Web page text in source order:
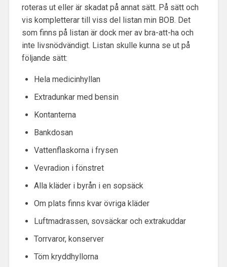
roteras ut eller är skadat på annat sätt. På sätt och
vis kompletterar till viss del listan min BOB. Det
som finns på listan är dock mer av bra-att-ha och
inte livsnödvändigt. Listan skulle kunna se ut på
följande sätt:
Hela medicinhyllan
Extradunkar med bensin
Kontanterna
Bankdosan
Vattenflaskorna i frysen
Vevradion i fönstret
Alla kläder i byrån i en sopsäck
Om plats finns kvar övriga kläder
Luftmadrassen, sovsäckar och extrakuddar
Torrvaror, konserver
Töm kryddhyllorna